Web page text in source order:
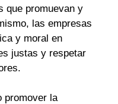
que promuevan y
las empresas
y moral en
justas y respetar
promover la